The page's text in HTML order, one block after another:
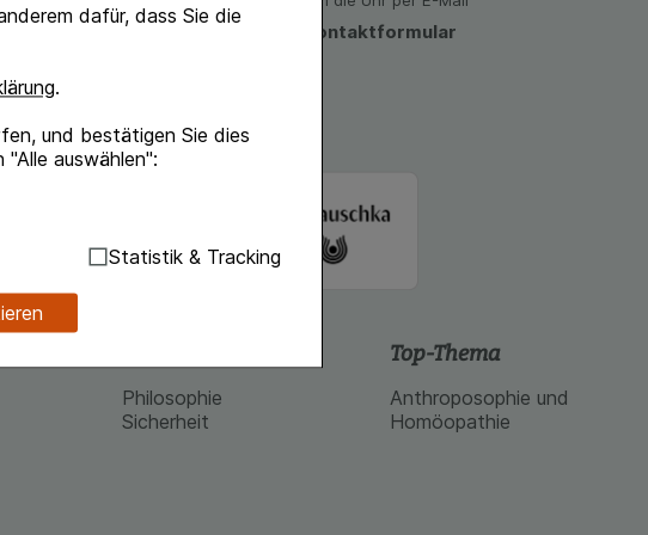
dafür, dass Sie die
.
und bestätigen Sie dies
auswählen":
Grundfunktionen unserer
unsere Seite an bevorzugte
ermöglichen es uns auch
zu betreiben.
und Weise der Nutzung
Sie optimieren können, den
Statistik & Tracking
zum Kontaktformular
Philosophie
Sicherheit
Top-Thema
Anthroposophie und
Homöopathie